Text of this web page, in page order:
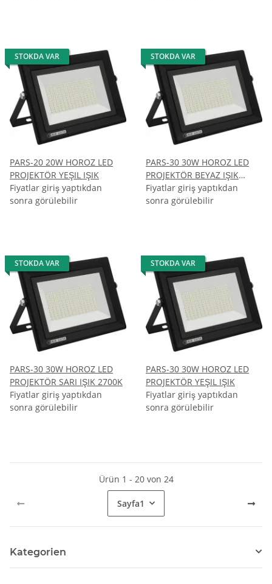
STOKDA VAR
PARS-20 20W HOROZ LED
PROJEKTÖR YEŞIL IŞIK
Fiyatlar giriş yaptıkdan
sonra görülebilir
STOKDA VAR
PARS-30 30W HOROZ LED
PROJEKTÖR BEYAZ IŞIK
6400K
Fiyatlar giriş yaptıkdan
sonra görülebilir
STOKDA VAR
PARS-30 30W HOROZ LED
PROJEKTÖR SARI IŞIK 2700K
Fiyatlar giriş yaptıkdan
sonra görülebilir
STOKDA VAR
PARS-30 30W HOROZ LED
PROJEKTÖR YEŞIL IŞIK
Fiyatlar giriş yaptıkdan
sonra görülebilir
Ürün 1 - 20 von 24
Sayfa1
Kategorien